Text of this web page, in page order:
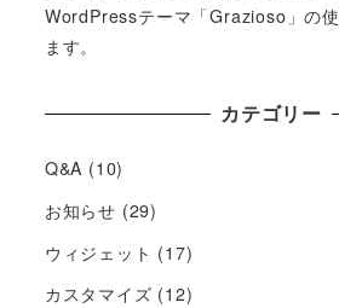
WordPressテーマ「Grazioso」の
ます。
カテゴリー
Q&A (10)
お知らせ (29)
ウィジェット (17)
カスタマイズ (12)